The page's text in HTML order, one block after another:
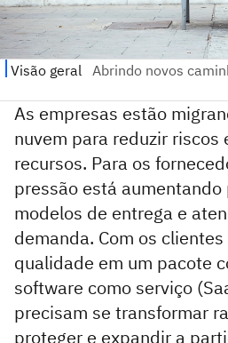
As empresas estão
nuvem para reduzir riscos
recursos. Para os
pressão está
modelos de entrega e
demanda. Com os
qualidade em um pacote
software como serviço
precisam se transformar
proteger e expandir a